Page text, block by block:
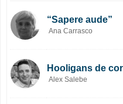
“Sapere aude”
Ana Carrasco
Hooligans de
Alex Salebe